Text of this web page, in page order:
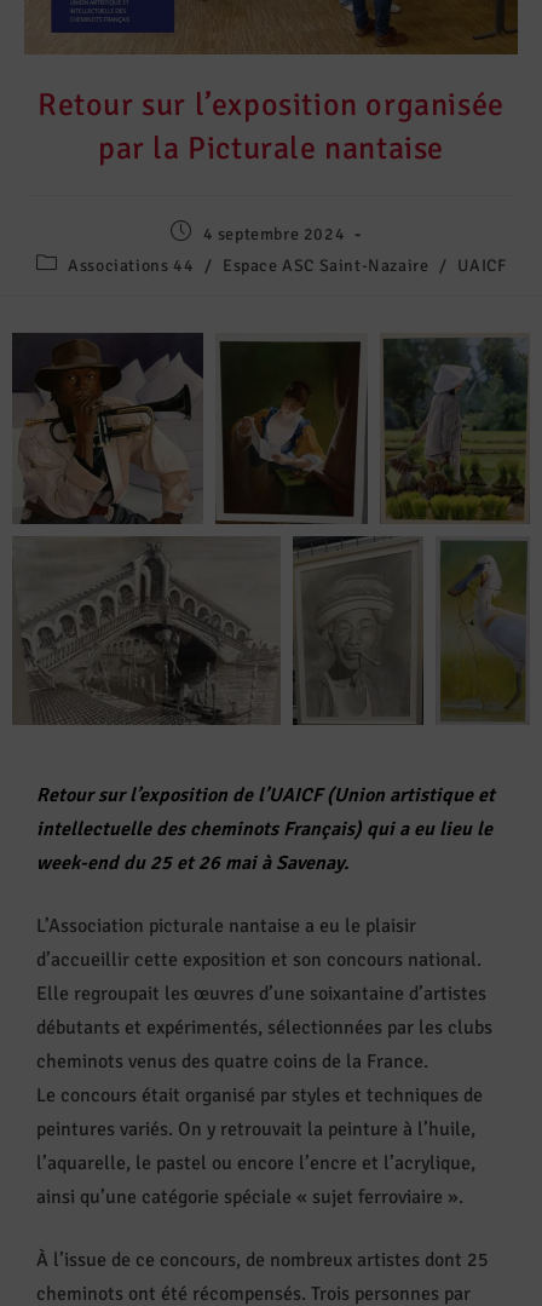
Retour sur l’exposition organisée
par la Picturale nantaise
4 septembre 2024
Associations 44
/ Espace ASC Saint-Nazaire / UAICF
Retour sur l’exposition de l’UAICF (Union artistique et
intellectuelle des cheminots Français) qui a eu lieu le
week-end du 25 et 26 mai à Savenay.
L’Association picturale nantaise a eu le plaisir
d’accueillir cette exposition et son concours national.
Elle regroupait les œuvres d’une soixantaine d’artistes
débutants et expérimentés, sélectionnées par les clubs
cheminots venus des quatre coins de la France.
Le concours était organisé par styles et techniques de
peintures variés. On y retrouvait la peinture à l’huile,
l’aquarelle, le pastel ou encore l’encre et l’acrylique,
ainsi qu’une catégorie spéciale « sujet ferroviaire ».
À l’issue de ce concours, de nombreux artistes dont 25
cheminots ont été récompensés. Trois personnes par